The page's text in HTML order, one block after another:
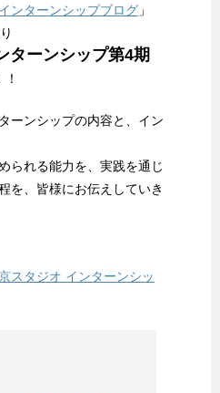
ンターンシップブログ 」
ターンシップ第4期
ーンシップの内容と、イン
られる能力を、実践を通じ
を、皆様にお伝えしていき
スタジオ インターンシッ